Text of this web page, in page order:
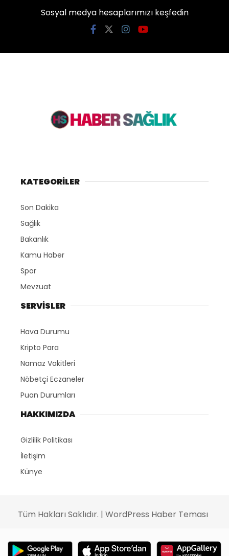
Sosyal medya hesaplarımızı keşfedin
KATEGORİLER
Son Dakika
Sağlık
Bakanlık
Kamu Haber
Spor
Mevzuat
SERVİSLER
Hava Durumu
Kripto Para
Namaz Vakitleri
Nöbetçi Eczaneler
Puan Durumları
HAKKIMIZDA
Gizlilik Politikası
İletişim
Künye
Tüm Hakları Saklıdır. | WordPress Haber Teması